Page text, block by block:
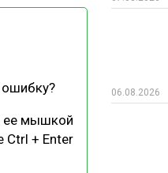
ее мышкой
Ctrl + Enter
06.08.2026